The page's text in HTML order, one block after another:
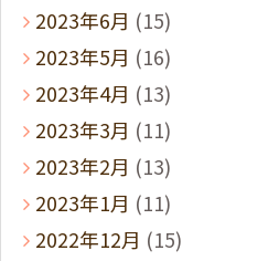
2023年6月 (15)
2023年5月 (16)
2023年4月 (13)
2023年3月 (11)
2023年2月 (13)
2023年1月 (11)
2022年12月 (15)